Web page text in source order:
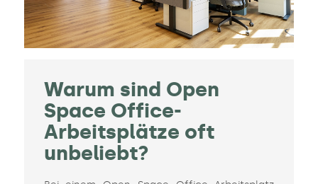
Warum sind Open
Space Office-
Arbeitsplätze oft
unbeliebt?